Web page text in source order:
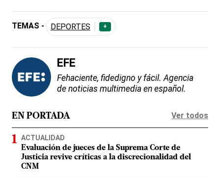
TEMAS - DEPORTES +
EFE
Fehaciente, fidedigno y fácil. Agencia
de noticias multimedia en español.
EN PORTADA Ver todos
ACTUALIDAD
Evaluación de jueces de la Suprema Corte de
Justicia revive críticas a la discrecionalidad del
CNM